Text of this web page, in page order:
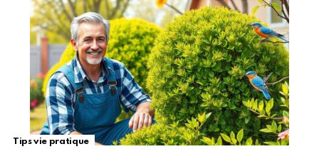
Tips vie pratique